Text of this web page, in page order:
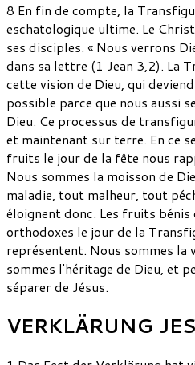
8 En fin de compte, la
eschatologique ultime. Le
ses disciples. « Nous verrons
dans sa lettre (1 Jean 3,2). La
cette vision de Dieu, qui
possible parce que nous aussi
Dieu. Ce processus de
et maintenant sur terre. En ce
fruits le jour de la fête nous
Nous sommes la moisson de
maladie, tout malheur, tout
éloignent donc. Les fruits bénis
orthodoxes le jour de la
représentent. Nous sommes la
sommes l'héritage de Dieu, et
séparer de Jésus.
VERKLÄRUNG